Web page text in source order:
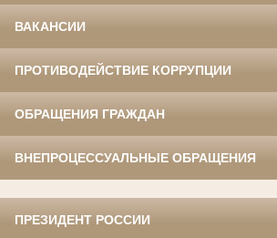
ВАКАНСИИ
ПРОТИВОДЕЙСТВИЕ КОРРУПЦИИ
ОБРАЩЕНИЯ ГРАЖДАН
ВНЕПРОЦЕССУАЛЬНЫЕ ОБРАЩЕНИЯ
ПРЕЗИДЕНТ РОССИИ